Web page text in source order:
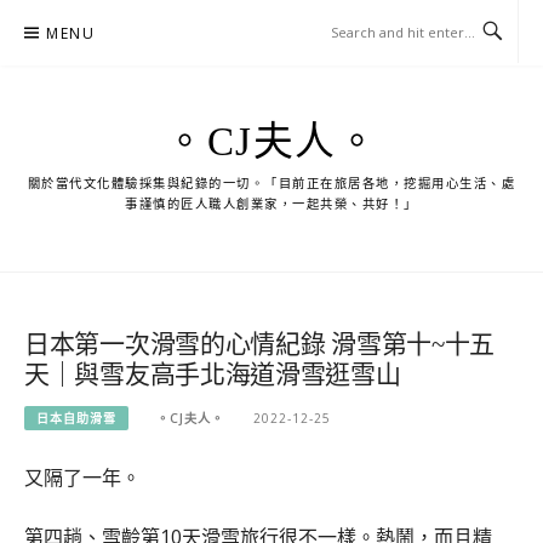
MENU
。CJ夫人。
關於當代文化體驗採集與紀錄的一切。「目前正在旅居各地，挖掘用心生活、處
事謹慎的匠人職人創業家，一起共榮、共好！」
日本第一次滑雪的心情紀錄 滑雪第十~十五
天｜與雪友高手北海道滑雪逛雪山
日本自助滑雪 。CJ夫人。 2022-12-25
又隔了一年。
第四趟、雪齡第10天滑雪旅行很不一樣。熱鬧，而且精